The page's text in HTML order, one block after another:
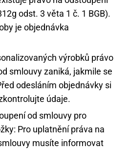
odst. 3 věta 1 č. 1 BGB).
je objednávka
výrobků právo
smlouvy zaniká, jakmile se
odesláním objednávky si
údaje.
od smlouvy pro
Pro uplatnění práva na
musíte informovat